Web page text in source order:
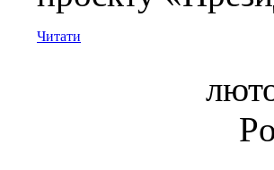
Читати